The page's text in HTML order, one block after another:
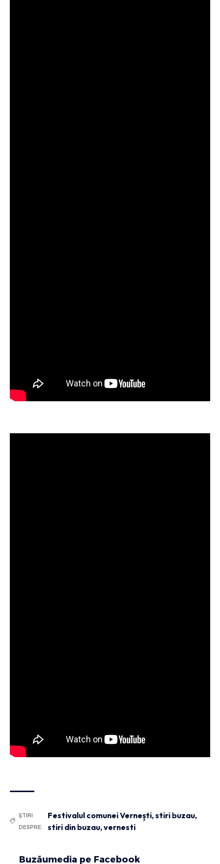
ȘTIRI
DESPRE:
Festivalul comunei Vernești,stiri buzau,
stiri din buzau,vernesti
Buzăumedia pe Facebook